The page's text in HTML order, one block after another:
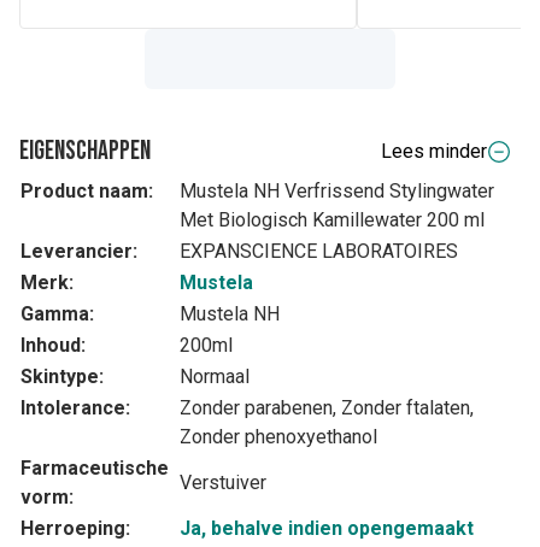
Eigenschappen
Lees minder
Product naam:
Mustela NH Verfrissend Stylingwater
Met Biologisch Kamillewater 200 ml
Leverancier:
EXPANSCIENCE LABORATOIRES
Merk:
Mustela
Gamma:
Mustela NH
Inhoud:
200ml
Skintype:
Normaal
Intolerance:
Zonder parabenen, Zonder ftalaten,
Zonder phenoxyethanol
Farmaceutische
vorm:
Verstuiver
Herroeping:
Ja, behalve indien opengemaakt